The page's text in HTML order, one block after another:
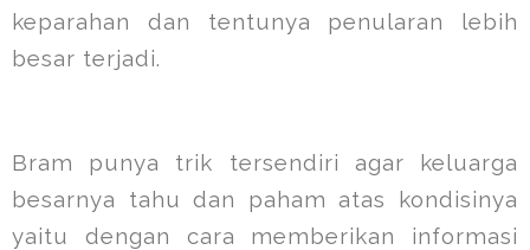
keparahan dan tentunya penularan lebih
besar terjadi.
Bram punya trik tersendiri agar keluarga
besarnya tahu dan paham atas kondisinya
yaitu dengan cara memberikan informasi